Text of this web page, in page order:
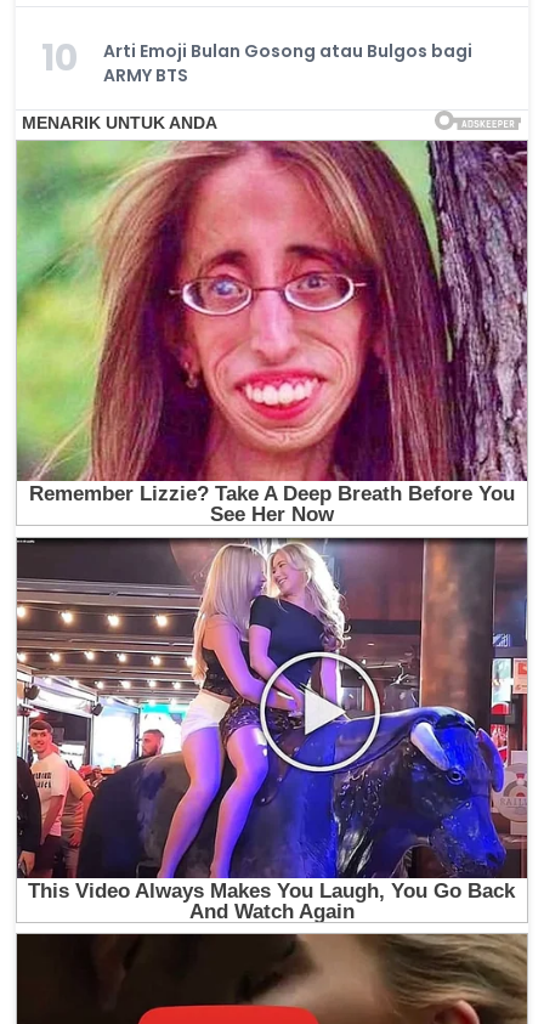
10
Arti Emoji Bulan Gosong atau Bulgos bagi
ARMY BTS